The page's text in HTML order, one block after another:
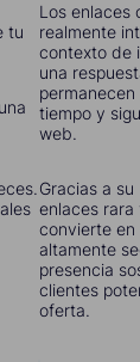
tu
Los enlaces
realmente
contexto de
una
tiempo y
web.
Gracias a
enlaces rara
convierte en
altamente
presencia
clientes
oferta.